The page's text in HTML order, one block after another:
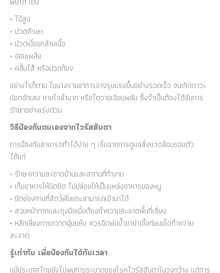
• ไข้สูง
• ปวดศีรษะ
• ปวดเมื่อยกล้ามเนื้อ
• อ่อนเพลีย
• คลื่นไส้ หรือปวดท้อง
อย่างไรก็ตาม ในบางรายอาการอาจรุนแรงขึ้นอย่างรวดเร็ว จนเกิดภาวะ
ปอดอักเสบ หายใจลำบาก หรือไตวายเฉียบพลัน ซึ่งจำเป็นต้องได้รับการ
รักษาอย่างเร่งด่วน
วิธีป้องกันตนเองจากไวรัสฮันตา
การป้องกันสามารถทำได้ง่าย ๆ เริ่มจากการดูแลสิ่งแวดล้อมรอบตัว
ได้แก่
• รักษาความสะอาดบ้านและสถานที่ทำงาน
• เก็บอาหารให้มิดชิด ไม่ปล่อยให้เป็นแหล่งอาหารของหนู
• ปิดช่องทางที่สัตว์ฟันแทะสามารถเข้ามาได้
• สวมหน้ากากและถุงมือเมื่อต้องทำความสะอาดพื้นที่เสี่ยง
• หลีกเลี่ยงการกวาดฝุ่นแห้ง ควรฉีดพ่นน้ำยาฆ่าเชื้อก่อนเช็ดทำความ
สะอาด
รู้เท่าทัน เพื่อป้องกันได้ทันเวลา
แม้ประเทศไทยยังไม่พบการระบาดของโรคไวรัสฮันตาในวงกว้าง แต่การ